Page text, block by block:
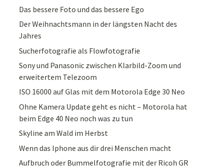
Das bessere Foto und das bessere Ego
Der Weihnachtsmann in der längsten Nacht des
Jahres
Sucherfotografie als Flowfotografie
Sony und Panasonic zwischen Klarbild-Zoom und
erweitertem Telezoom
ISO 16000 auf Glas mit dem Motorola Edge 30 Neo
Ohne Kamera Update geht es nicht – Motorola hat
beim Edge 40 Neo noch was zu tun
Skyline am Wald im Herbst
Wenn das Iphone aus dir drei Menschen macht
Aufbruch oder Bummelfotografie mit der Ricoh GR